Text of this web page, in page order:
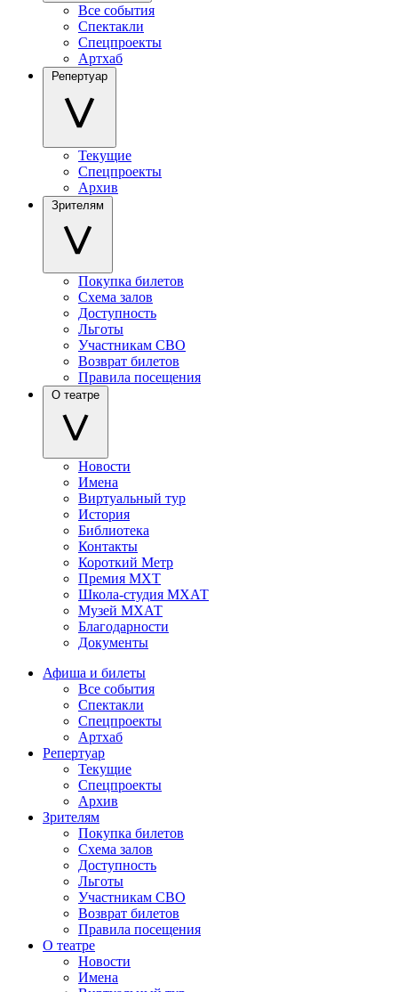
Все события
Спектакли
Спецпроекты
Артхаб
Репертуар
Текущие
Спецпроекты
Архив
Зрителям
Покупка билетов
Схема залов
Доступность
Льготы
Участникам СВО
Возврат билетов
Правила посещения
О театре
Новости
Имена
Виртуальный тур
История
Библиотека
Контакты
Короткий Метр
Премия МХТ
Школа-студия МХАТ
Музей МХАТ
Благодарности
Документы
Афиша и билеты
Все события
Спектакли
Спецпроекты
Артхаб
Репертуар
Текущие
Спецпроекты
Архив
Зрителям
Покупка билетов
Схема залов
Доступность
Льготы
Участникам СВО
Возврат билетов
Правила посещения
О театре
Новости
Имена